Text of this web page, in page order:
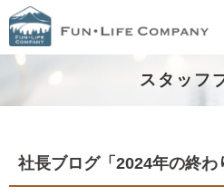
スタッフ
社長ブログ「2024年の終わ